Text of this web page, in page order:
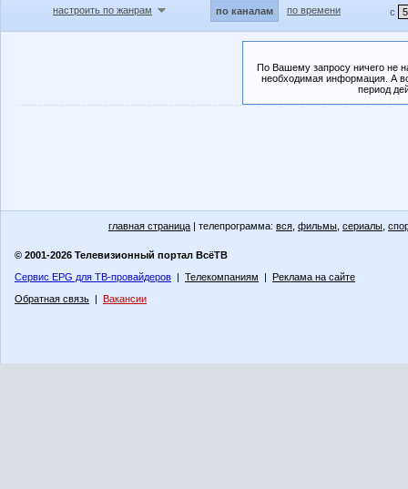
настроить по жанрам
по каналам по времени с
По Вашему запросу ничего не
необходимая информация. А
период
главная страница | телепрограмма: вся фильмы сериалы
© 2001-2026 Телевизионный портал ВсёТВ
Сервис EPG для ТВ-провайдеров | Телекомпаниям | Реклама на сайте
Обратная связь | Вакансии